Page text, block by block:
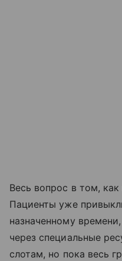
Весь вопрос в том,
Пациенты уже
назначенному
через специальные
слотам, но пока весь